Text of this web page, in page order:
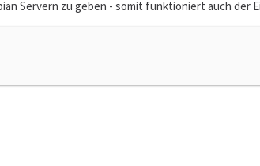
Servern zu geben - somit funktioniert auch der